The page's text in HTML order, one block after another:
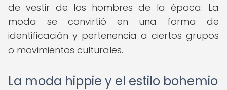
de vestir de los hombres de la época. La
moda se convirtió en una forma de
identificación y pertenencia a ciertos grupos
o movimientos culturales.
La moda hippie y el estilo bohemio